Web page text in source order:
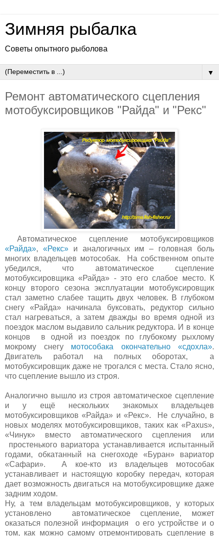
Зимняя рыбалка
Советы опытного рыболова
▼
Ремонт автоматического сцепления
мотобуксировщиков "Райда" и "Рекс"
Автоматическое сцепление мотобуксировщиков
«Райда», «Рекс»и аналогичных им – головная боль
многих владельцев мотособак. На собственном опыте
убедился, что автоматическое сцепление
мотобуксировщика «Райда» - это его слабое место. К
концу второго сезона эксплуатации мотобуксировщик
стал заметно слабее тащить двух человек. В глубоком
снегу «Райда» начинала буксовать, редуктор сильно
стал нагреваться, а затем дважды во время одной из
поездок маслом выдавило сальник редуктора. И в конце
концов в одной из поездок по глубокому рыхлому
мокрому снегу мотособака окончательно «сдохла».
Двигатель работал на полных оборотах, а
мотобуксировщик даже не трогался с места. Стало ясно,
что сцепление вышло из строя.
Аналогично вышло из строя автоматическое сцепление
и у ещё нескольких знакомых владельцев
мотобуксировщиков «Райда» и «Рекс». Не случайно, в
новых моделях мотобуксировщиков, таких как «Paxus»,
«Чинук» вместо автоматического сцепления или
простенького вариатора устанавливается испытанный
годами, обкатанный на снегоходе «Буран» вариатор
«Сафари». А кое-кто из владельцев мотособак
устанавливает и настоящую коробку передач, которая
дает возможность двигаться на мотобуксировщике даже
задним ходом.
Ну, а тем владельцам мотобуксировщиков, у которых
установлено автоматическое сцепление, может
оказаться полезной информация о его устройстве и о
том, как можно самому отремонтировать сцепление в